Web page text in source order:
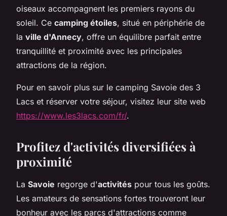
oiseaux accompagnent les premiers rayons du
soleil. Ce camping étoiles, situé en périphérie de
la ville d'Annecy, offre un équilibre parfait entre
tranquillité et proximité avec les principales
attractions de la région.
Pour en savoir plus sur le camping Savoie des 3
Lacs et réserver votre séjour, visitez leur site web
https://www.les3lacs.com/fr/.
Profitez d'activités diversifiées à
proximité
La Savoie regorge d'activités pour tous les goûts.
Les amateurs de sensations fortes trouveront leur
bonheur avec les parcs d'attractions comme